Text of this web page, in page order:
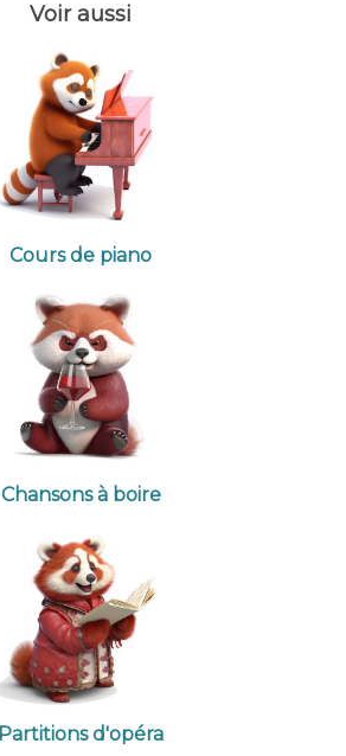
Voir aussi
Cours de piano
Chansons à boire
Partitions d'opéra